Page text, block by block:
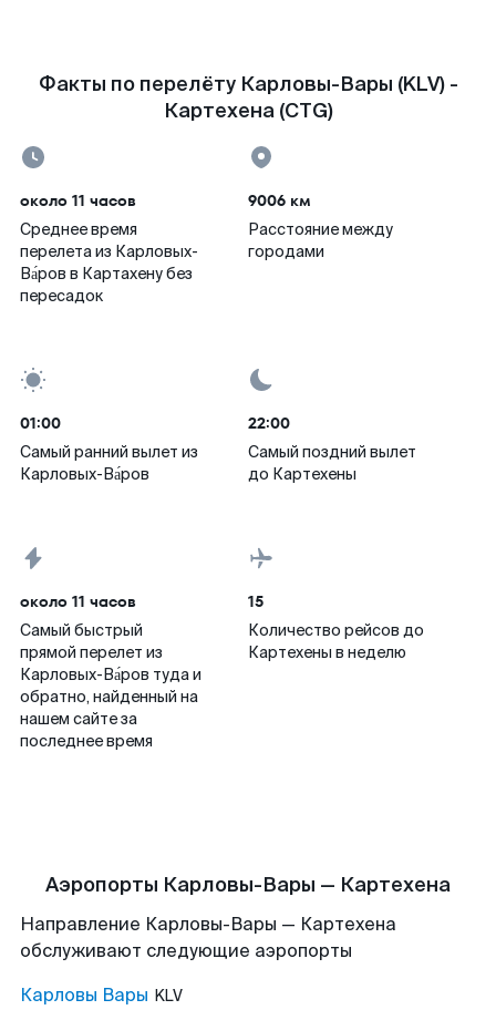
Факты по перелёту Карловы-Вары (KLV) -
Картехена (CTG)
около 11 часов
Среднее время
перелета из Карловых-
Ва́ров в Картахену без
пересадок
9006 км
Расстояние между
городами
01:00
Самый ранний вылет из
Карловых-Ва́ров
22:00
Самый поздний вылет
до Картехены
около 11 часов
Самый быстрый
прямой перелет из
Карловых-Ва́ров туда и
обратно, найденный на
нашем сайте за
последнее время
15
Количество рейсов до
Картехены в неделю
Аэропорты Карловы-Вары — Картехена
Направление Карловы-Вары — Картехена
обслуживают следующие аэропорты
Карловы Вары KLV